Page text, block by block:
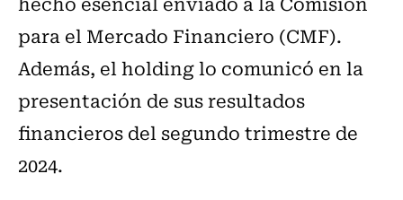
para el Mercado Financiero (CMF).
Además, el holding lo comunicó en la
presentación de sus resultados
financieros del segundo trimestre de
2024.